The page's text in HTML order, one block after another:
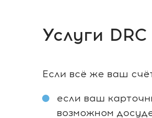
Услуги DRC
Если всё же ваш
если ваш
возможном